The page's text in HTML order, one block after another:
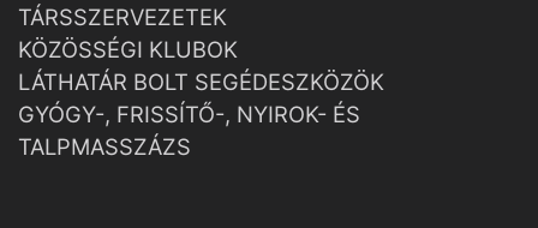
TÁRSSZERVEZETEK
KÖZÖSSÉGI KLUBOK
LÁTHATÁR BOLT SEGÉDESZKÖZÖK
GYÓGY-, FRISSÍTŐ-, NYIROK- ÉS
TALPMASSZÁZS